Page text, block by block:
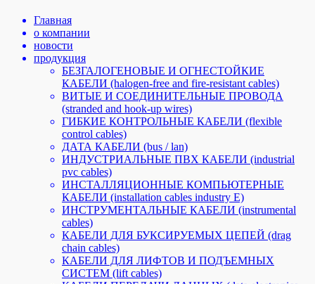
Главная
о компании
новости
продукция
БЕЗГАЛОГЕНОВЫЕ И ОГНЕСТОЙКИЕ
КАБЕЛИ (halogen-free and fire-resistant cables)
ВИТЫЕ И СОЕДИНИТЕЛЬНЫЕ ПРОВОДА
(stranded and hook-up wires)
ГИБКИЕ КОНТРОЛЬНЫЕ КАБЕЛИ (flexible
control cables)
ДАТА КАБЕЛИ (bus / lan)
ИНДУСТРИАЛЬНЫЕ ПВХ КАБЕЛИ (industrial
pvc cables)
ИНСТАЛЛЯЦИОННЫЕ КОМПЬЮТЕРНЫЕ
КАБЕЛИ (installation cables industry E)
ИНСТРУМЕНТАЛЬНЫЕ КАБЕЛИ (instrumental
cables)
КАБЕЛИ ДЛЯ БУКСИРУЕМЫХ ЦЕПЕЙ (drag
chain cables)
КАБЕЛИ ДЛЯ ЛИФТОВ И ПОДЪЕМНЫХ
СИСТЕМ (lift cables)